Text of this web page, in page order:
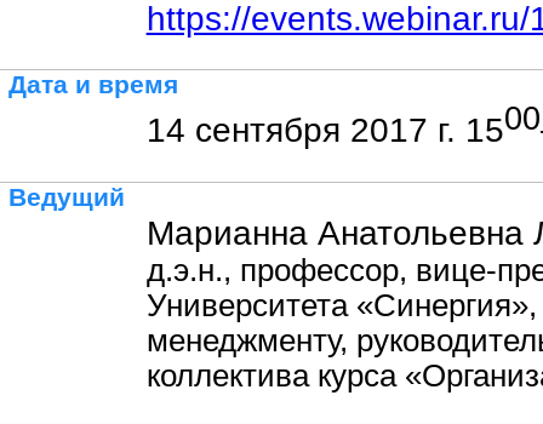
https://
Дата и время
14 сентября 2017 г. 1500
Ведущий
Марианна Анатольевна
д.э.н., профессор, вице-
Университета
менеджменту,
коллектива курса